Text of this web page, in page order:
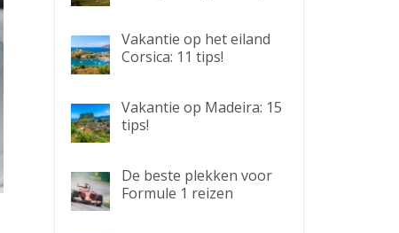
Vakantie op het eiland
Corsica: 11 tips!
Vakantie op Madeira: 15
tips!
De beste plekken voor
Formule 1 reizen